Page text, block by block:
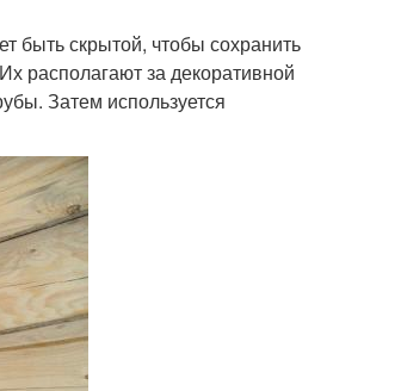
быть скрытой, чтобы сохранить
располагают за декоративной
Затем используется